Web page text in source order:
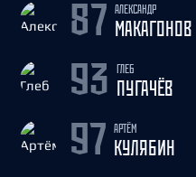
87 АЛЕКСАНДР
МАКАГОНОВ
93 ГЛЕБ
ПУГАЧЁВ
97 АРТЁМ
КУЛЯБИН